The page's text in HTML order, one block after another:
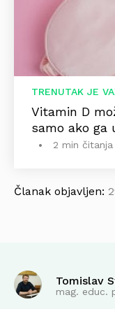
TRENUTAK JE
Vitamin D
samo ako ga
2 min čitanja
Članak objavljen:
Tomislav
mag. educ.